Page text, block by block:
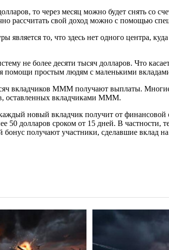
то через месяц можно будет снять со
рассчитать свой доход можно с помощью
является то, что здесь нет одного центра,
не более десяти тысяч долларов. Что
помощи простым людям с маленькими
вкладчиков МММ получают выплаты.
оставленных вкладчиками МММ.
новый вкладчик получит от
50 долларов сроком от 15 дней. В частности,
получают участники, сделавшие вклад